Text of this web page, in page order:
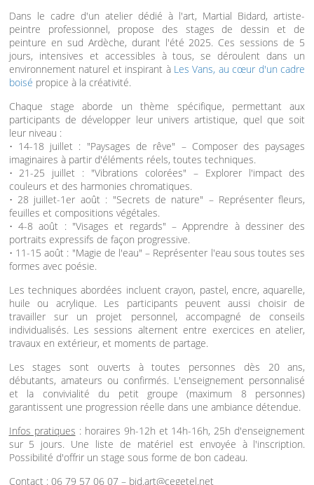
Dans le cadre d'un atelier dédié à l'art, Martial Bidard, artiste-
peintre professionnel, propose des stages de dessin et de
peinture en sud Ardèche, durant l'été 2025. Ces sessions de 5
jours, intensives et accessibles à tous, se déroulent dans un
environnement naturel et inspirant à Les Vans, au cœur d'un cadre
boisé propice à la créativité.
Chaque stage aborde un thème spécifique, permettant aux
participants de développer leur univers artistique, quel que soit
leur niveau :
• 14-18 juillet : "Paysages de rêve" – Composer des paysages
imaginaires à partir d'éléments réels, toutes techniques.
• 21-25 juillet : "Vibrations colorées" – Explorer l'impact des
couleurs et des harmonies chromatiques.
• 28 juillet-1er août : "Secrets de nature" – Représenter fleurs,
feuilles et compositions végétales.
• 4-8 août : "Visages et regards" – Apprendre à dessiner des
portraits expressifs de façon progressive.
• 11-15 août : "Magie de l'eau" – Représenter l'eau sous toutes ses
formes avec poésie.
Les techniques abordées incluent crayon, pastel, encre, aquarelle,
huile ou acrylique. Les participants peuvent aussi choisir de
travailler sur un projet personnel, accompagné de conseils
individualisés. Les sessions alternent entre exercices en atelier,
travaux en extérieur, et moments de partage.
Les stages sont ouverts à toutes personnes dès 20 ans,
débutants, amateurs ou confirmés. L'enseignement personnalisé
et la convivialité du petit groupe (maximum 8 personnes)
garantissent une progression réelle dans une ambiance détendue.
Infos pratiques : horaires 9h-12h et 14h-16h, 25h d'enseignement
sur 5 jours. Une liste de matériel est envoyée à l'inscription.
Possibilité d'offrir un stage sous forme de bon cadeau.
Contact: 06 79 57 06 07 – bid.art@cegetel.net